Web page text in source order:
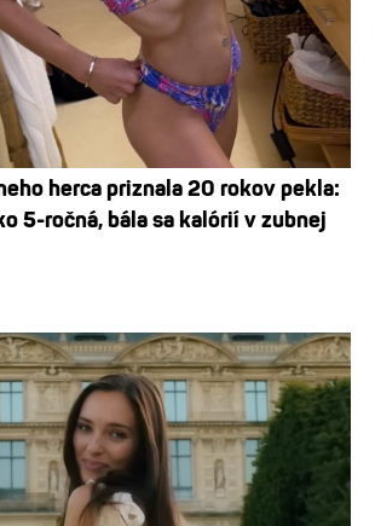
herca priznala 20 rokov pekla:
5-ročná, bála sa kalórií v zubnej